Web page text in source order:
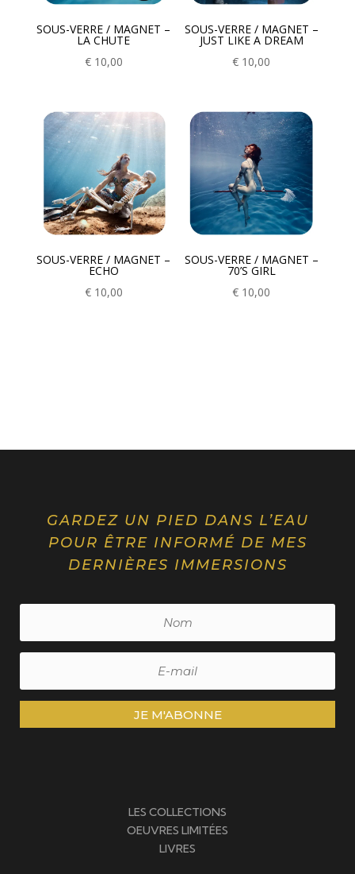
SOUS-VERRE / MAGNET –
LA CHUTE
€10,00
SOUS-VERRE / MAGNET –
JUST LIKE A DREAM
€ 10,00
SOUS-VERRE / MAGNET –
ECHO
€10,00
SOUS-VERRE / MAGNET –
70’S GIRL
€ 10,00
GARDEZ UN PIED DANS L’EAU
POUR ÊTRE INFORMÉ DE MES
DERNIÈRES IMMERSIONS
JE M'ABONNE
LES COLLECTIONS
OEUVRES LIMITÉES
LIVRES